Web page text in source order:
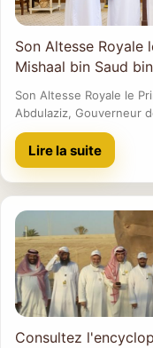
Son Altesse Royale
Mishaal bin Saud
travail de
Son Altesse Royale le
Abdulaziz, Gouverneur
Lire la suite
Consultez